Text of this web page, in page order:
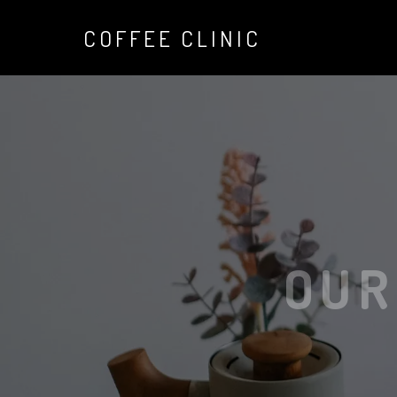
COFFEE CLINIC
OUR